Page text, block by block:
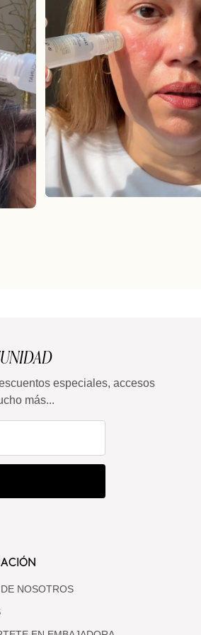
especiales, accesos
más...
NOSOTROS